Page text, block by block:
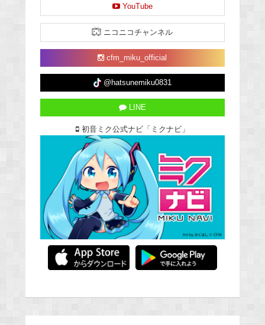
YouTube
ニコニコチャンネル
cfm_miku_official
@hatsunemiku0831
LINE
初音ミク公式ナビ「ミクナビ」